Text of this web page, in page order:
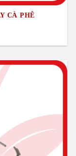
CÀ PHÊ